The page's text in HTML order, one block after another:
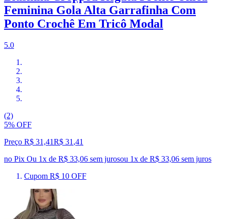
Feminina Gola Alta Garrafinha Com
Ponto Crochê Em Tricô Modal
5.0
(2)
5% OFF
Preço R$ 31,41R$ 31 ,41
no Pix Ou 1x de R$ 33,06 sem jurosou 1x de R$ 33,06 sem juros
Cupom R$ 10 OFF